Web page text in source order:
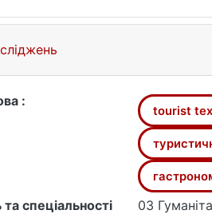
функція допомагає
Оцінна функція, у
переваги та актуальність
функція допомагає
безпосередній досвід
туристичний текст зберігає
:
tourist
та спеціальності
03